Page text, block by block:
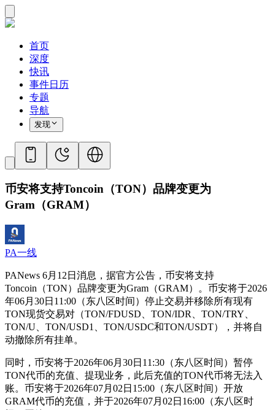
首页
深度
快讯
事件日历
专题
导航
发现
币安将支持Toncoin（TON）品牌变更为
Gram（GRAM）
PA一线
PANews 6月12日消息，据官方公告，币安将支持
Toncoin（TON）品牌变更为Gram（GRAM）。币安将于2026
年06月30日11:00（东八区时间）停止交易并移除所有现有
TON现货交易对（TON/FDUSD、TON/IDR、TON/TRY、
TON/U、TON/USD1、TON/USDC和TON/USDT），并将自
动撤除所有挂单。
同时，币安将于2026年06月30日11:30（东八区时间）暂停
TON代币的充值、提现业务，此后充值的TON代币将无法入
账。币安将于2026年07月02日15:00（东八区时间）开放
GRAM代币的充值，并于2026年07月02日16:00（东八区时